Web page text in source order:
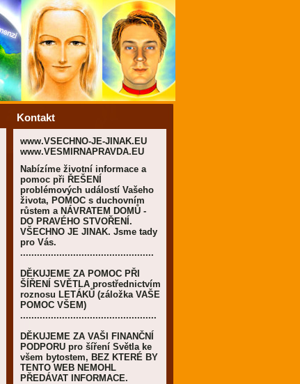
Kontakt
www.VSECHNO-JE-JINAK.EU
www.VESMIRNAPRAVDA.EU
Nabízíme životní informace a
pomoc při ŘEŠENÍ
problémových událostí Vašeho
života, POMOC s duchovním
růstem a NÁVRATEM DOMŮ -
DO PRAVÉHO STVOŘENÍ.
VŠECHNO JE JINAK. Jsme tady
pro Vás.
................................................
DĚKUJEME ZA POMOC PŘI
ŠÍŘENÍ SVĚTLA prostřednictvím
roznosu LETÁKŮ (záložka VAŠE
POMOC VŠEM)
.................................................
DĚKUJEME ZA VAŠI FINANČNÍ
PODPORU pro šíření Světla ke
všem bytostem, BEZ KTERÉ BY
TENTO WEB NEMOHL
PŘEDÁVAT INFORMACE.